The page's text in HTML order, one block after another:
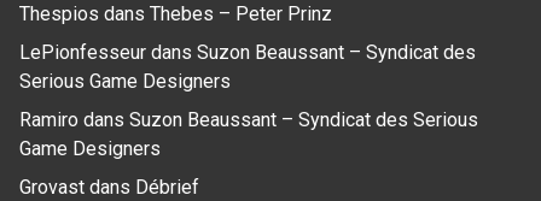
Thespios dans Thebes – Peter Prinz
LePionfesseur dans Suzon Beaussant – Syndicat des
Serious Game Designers
Ramiro dans Suzon Beaussant – Syndicat des Serious
Game Designers
Grovast dans Débrief